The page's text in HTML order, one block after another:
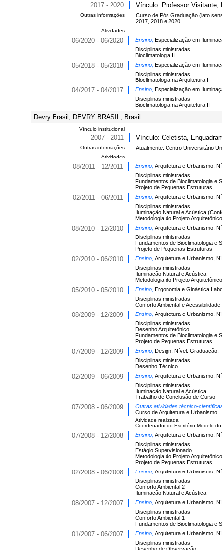
2017 - 2020 Vínculo: Professor Visitante,
Outras informações
Curso de Pós Graduação (lato
2017, 2018 e 2020.
Atividades
06/2020 - 06/2020 Ensino, Especialização em
Disciplinas ministradas
Bioclimatologia II
05/2018 - 05/2018 Ensino, Especialização em
Disciplinas ministradas
Bioclimatologia na Arquitetura I
04/2017 - 04/2017 Ensino, Especialização em
Disciplinas ministradas
Bioclimatologia na Arquitetura II
Devry Brasil, DEVRY BRASIL, Brasil.
Vínculo institucional
2007 - 2011 Vínculo: Celetista,
Outras informações Atualmente: Centro Universitário
Atividades
08/2011 - 12/2011 Ensino, Arquitetura e Urbanismo,
Disciplinas ministradas
Fundamentos de Bioclimatologia e
Projeto de Pequenas Estruturas
02/2011 - 06/2011 Ensino, Arquitetura e Urbanismo,
Disciplinas ministradas
Iluminação Natural e Acústica
Metodologia do Projeto Arquitetônico
08/2010 - 12/2010 Ensino, Arquitetura e Urbanismo,
Disciplinas ministradas
Fundamentos de Bioclimatologia e
Projeto de Pequenas Estruturas
02/2010 - 06/2010 Ensino, Arquitetura e Urbanismo,
Disciplinas ministradas
Iluminação Natural e Acústica
Metodologia do Projeto Arquitetônico
05/2010 - 05/2010 Ensino, Ergonomia e Ginástica
Disciplinas ministradas
Conforto Ambiental e Acessibilidade
08/2009 - 12/2009 Ensino, Arquitetura e Urbanismo,
Disciplinas ministradas
Desenho Arquitetônico
Fundamentos de Bioclimatologia e
Projeto de Pequenas Estruturas
07/2009 - 12/2009 Ensino, Design, Nível: Graduação.
Disciplinas ministradas
Desenho Técnico
02/2009 - 06/2009 Ensino, Arquitetura e Urbanismo,
Disciplinas ministradas
Iluminação Natural e Acústica
Trabalho de Conclusão de Curso
07/2008 - 06/2009
Outras atividades técnico-
Curso de Arquitetura e Urbanismo.
Atividade realizada
Coordenador do Escritório-Modelo
07/2008 - 12/2008 Ensino, Arquitetura e Urbanismo,
Disciplinas ministradas
Estágio Supervisionado
Metodologia do Projeto Arquitetônico
Projeto de Pequenas Estruturas
02/2008 - 06/2008 Ensino, Arquitetura e Urbanismo,
Disciplinas ministradas
Conforto Ambiental 2
Iluminação Natural e Acústica
08/2007 - 12/2007 Ensino, Arquitetura e Urbanismo,
Disciplinas ministradas
Conforto Ambiental 1
Fundamentos de Bioclimatologia e
01/2007 - 06/2007 Ensino, Arquitetura e Urbanismo,
Disciplinas ministradas
Desenho de Observação